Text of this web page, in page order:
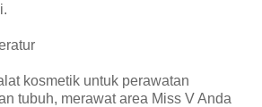
kosmetik untuk perawatan
tubuh, merawat area Miss V Anda